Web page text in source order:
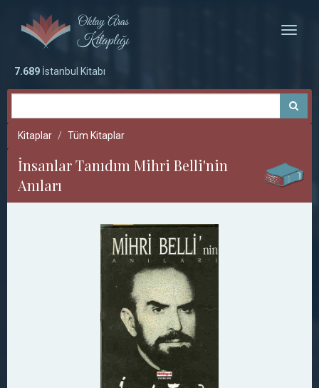
Toggle
7.689 İstanbul Kitabı
Kitaplar Tüm Kitaplar
İnsanlar Tanıdım Mihri Belli'nin
Anıları